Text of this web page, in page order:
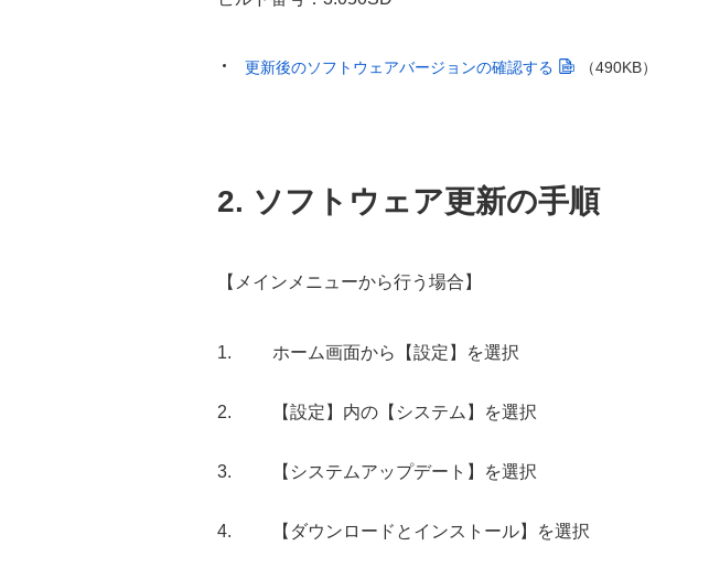
更新後のソフトウェアバージョンの確認する （490KB）
2. ソフトウェア更新の手順
【メインメニューから行う場合】
ホーム画面から【設定】を選択
【設定】内の【システム】を選択
【システムアップデート】を選択
【ダウンロードとインストール】を選択